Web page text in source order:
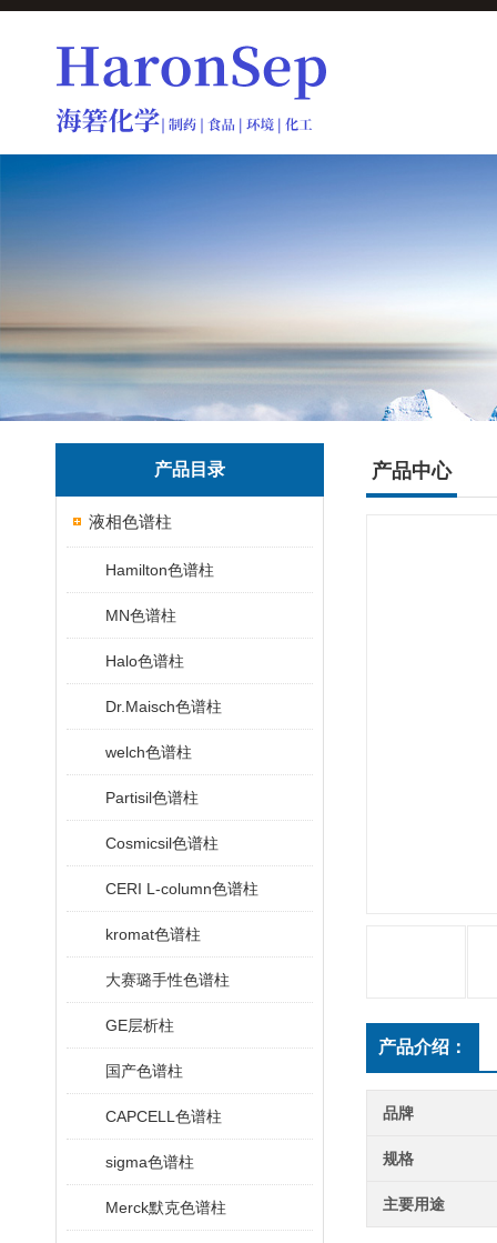
产品目录
液相色谱柱
Hamilton色谱柱
MN色谱柱
Halo色谱柱
Dr.Maisch色谱柱
welch色谱柱
Partisil色谱柱
Cosmicsil色谱柱
CERI L-column色谱柱
kromat色谱柱
大赛璐手性色谱柱
GE层析柱
国产色谱柱
CAPCELL色谱柱
sigma色谱柱
Merck默克色谱柱
产品中心
产品介绍：
品牌
规格
主要用途